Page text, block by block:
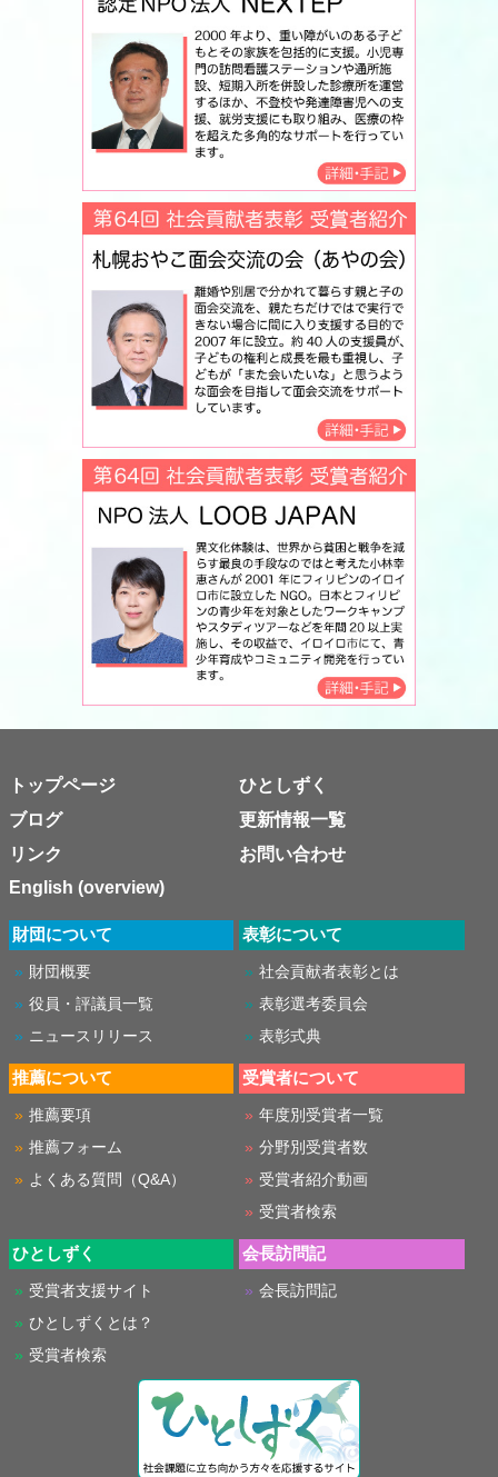
トップページ
ひとしずく
ブログ
更新情報一覧
リンク
お問い合わせ
English (overview)
財団について
財団概要
役員・評議員一覧
ニュースリリース
表彰について
社会貢献者表彰とは
表彰選考委員会
表彰式典
推薦について
推薦要項
推薦フォーム
よくある質問（Q&A）
受賞者について
年度別受賞者一覧
分野別受賞者数
受賞者紹介動画
受賞者検索
ひとしずく
受賞者支援サイト
ひとしずくとは？
受賞者検索
会長訪問記
会長訪問記